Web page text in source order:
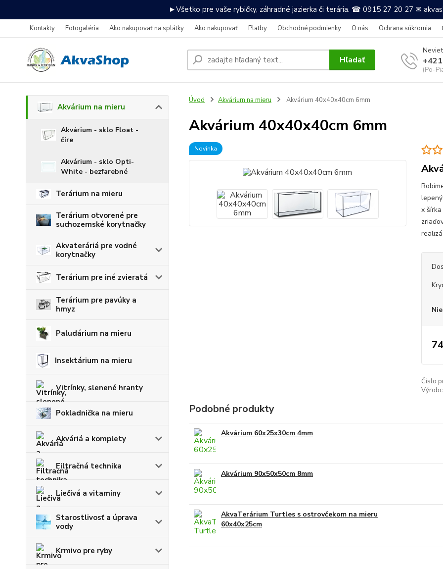
►Všetko pre vaše rybičky, záhradné jazierka či terária. ☎ 0915 27 20 27 ✉
Kontakty Fotogaléria Ako nakupovať na splátky Ako nakupovať Platby Obchodné podmienky O nás Ochrana súkromia
Hľadať
(Po-
Akvárium na mieru
Akvárium - sklo Float -
číre
Akvárium - sklo Opti-
White - bezfarebné
Terárium na mieru
Terárium otvorené pre
suchozemské korytnačky
Akvateráriá pre vodné
korytnačky
Terárium pre iné zvieratá
Terárium pre pavúky a
hmyz
Paludárium na mieru
Insektárium na mieru
Vitrínky, slenené hranty
Pokladnička na mieru
Akváriá a komplety
Filtračná technika
Liečivá a vitamíny
Starostlivosť a úprava
vody
Krmivo pre ryby
Úvod Akvárium na mieru Akvárium 40x40x40cm 6mm
Akvárium 40x40x40cm 6mm
Novinka
x
Číslo
Podobné produkty
Akvárium 60x25x30cm 4mm
Akvárium 90x50x50cm 8mm
AkvaTerárium Turtles s ostrovčekom na mieru
60x40x25cm